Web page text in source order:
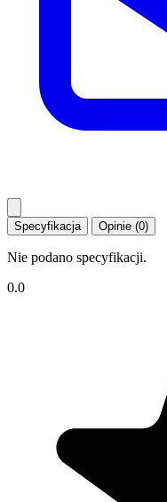
Specyfikacja Opinie (0)
Nie podano specyfikacji.
0.0